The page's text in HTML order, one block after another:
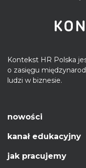
Kontekst HR Polska
o zasięgu
ludzi w biznesie.
nowości
kanał edukacyjny
jak pracujemy